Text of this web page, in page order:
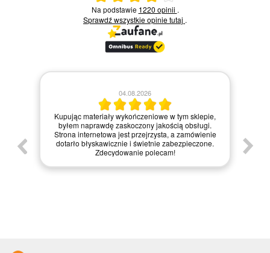
Na podstawie 1220 opinii .
Sprawdź wszystkie opinietutaj .
04.08.2026
Kupując materiały wykończeniowe w tym sklepie,
byłem naprawdę zaskoczony jakością obsługi.
Strona internetowa jest przejrzysta, a zamówienie
dotarło błyskawicznie i świetnie zabezpieczone.
Zdecydowanie polecam!
każdemu,